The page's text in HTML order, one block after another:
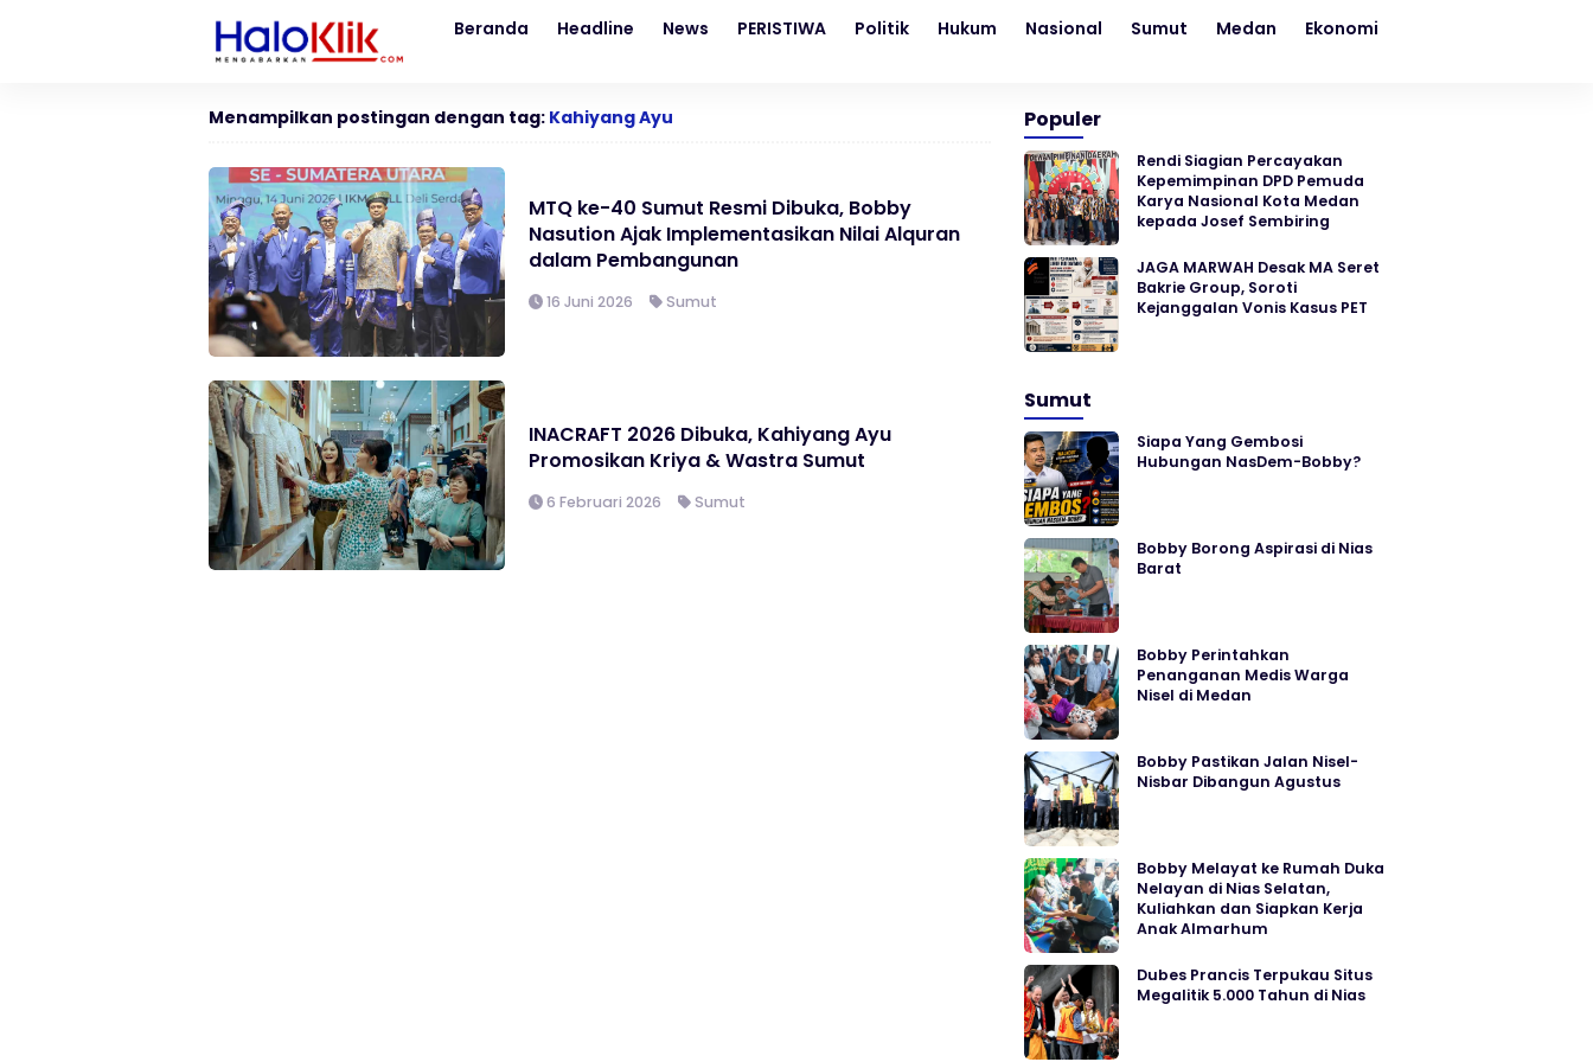
Beranda Headline News PERISTIWA Politik Hukum Nasional Sumut Medan Ekonomi
Menampilkan postingan dengan tag: Kahiyang Ayu
MTQ ke-40 Sumut Resmi Dibuka, Bobby
Nasution Ajak Implementasikan Nilai Alquran
dalam Pembangunan
16 Juni 2026 Sumut
INACRAFT 2026 Dibuka, Kahiyang Ayu
Promosikan Kriya & Wastra Sumut
6 Februari 2026 Sumut
Populer
Rendi Siagian Percayakan
Kepemimpinan DPD Pemuda
Karya Nasional Kota Medan
kepada Josef Sembiring
JAGA MARWAH Desak MA Seret
Bakrie Group, Soroti
Kejanggalan Vonis Kasus PET
Sumut
Siapa Yang Gembosi
Hubungan NasDem-Bobby?
Bobby Borong Aspirasi di Nias
Barat
Bobby Perintahkan
Penanganan Medis Warga
Nisel di Medan
Bobby Pastikan Jalan Nisel-
Nisbar Dibangun Agustus
Bobby Melayat ke Rumah Duka
Nelayan di Nias Selatan,
Kuliahkan dan Siapkan Kerja
Anak Almarhum
Dubes Prancis Terpukau Situs
Megalitik 5.000 Tahun di Nias